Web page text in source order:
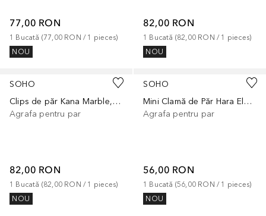
77,00 RON
1 Bucată (77,00 RON / 1 pieces)
NOU
82,00 RON
1 Bucată (82,00 RON / 1 pieces)
NOU
SOHO
Clips de păr Kana Marble, eleganți
Agrafa pentru par
82,00 RON
1 Bucată (82,00 RON / 1 pieces)
NOU
SOHO
Mini Clamă de Păr Hara Elegantă
Agrafa pentru par
56,00 RON
1 Bucată (56,00 RON / 1 pieces)
NOU
+